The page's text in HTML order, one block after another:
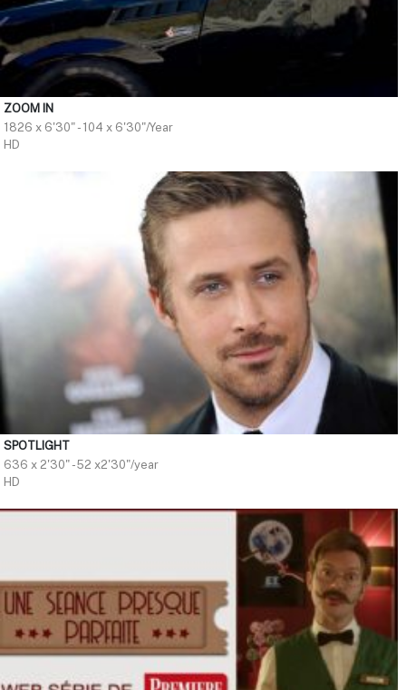
ZOOM IN
1826 x 6'30" - 104 x 6'30"/Year
HD
SPOTLIGHT
636 x 2'30" - 52 x2'30"/year
HD